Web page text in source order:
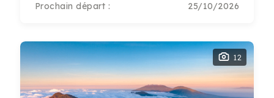
Prochain départ : 25/10/2026
12